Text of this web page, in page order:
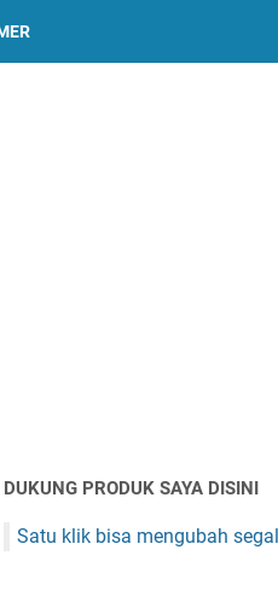
DUKUNG PRODUK SAYA DISINI
Satu klik bisa mengubah